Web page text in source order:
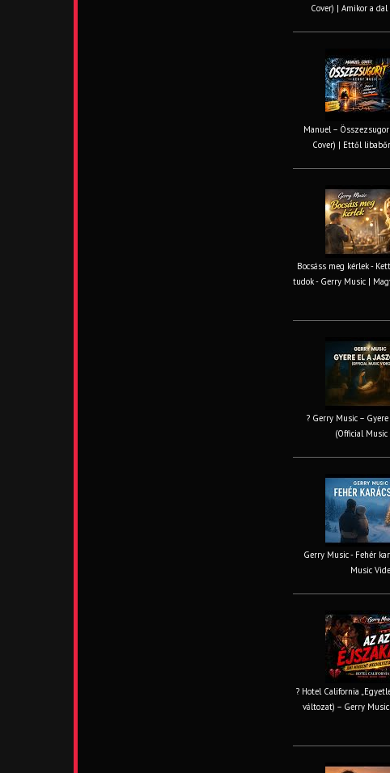
Cover) | Amikor a
Manuel –
Cover) | Ettől
Bocsáss meg kérlek -
tudok - Gerry Music |
? Gerry Music –
(Official Music
Gerry Music - Fehér
Music
? Hotel California
változat) – Gerry